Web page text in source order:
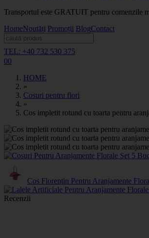
Transportul este GRATUIT pentru comenzile
HomeNoutăți Promoții BlogContact
TEL: +40 732 530 375
00
HOME
»
Cosuri pentru flori
»
Cos impletit rotund cu toarta pentru
Cos Florentin Pentru Aranjamente
Recenzii